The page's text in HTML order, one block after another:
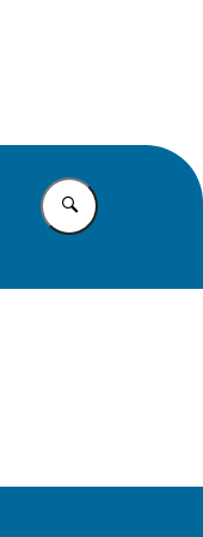
Vul in wat u